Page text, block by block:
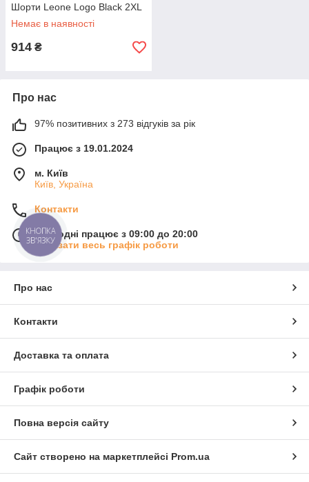
Шорти Leone Logo Black 2XL
Немає в наявності
914 ₴
Про нас
97% позитивних з 273 відгуків за рік
Працює з 19.01.2024
м. Київ
Київ, Україна
Контакти
Сьогодні працює з 09:00 до 20:00
Показати весь графік роботи
Про нас
Контакти
Доставка та оплата
Графік роботи
Повна версія сайту
Сайт створено на маркетплейсі Prom.ua
КНОПКА
ЗВ'ЯЗКУ